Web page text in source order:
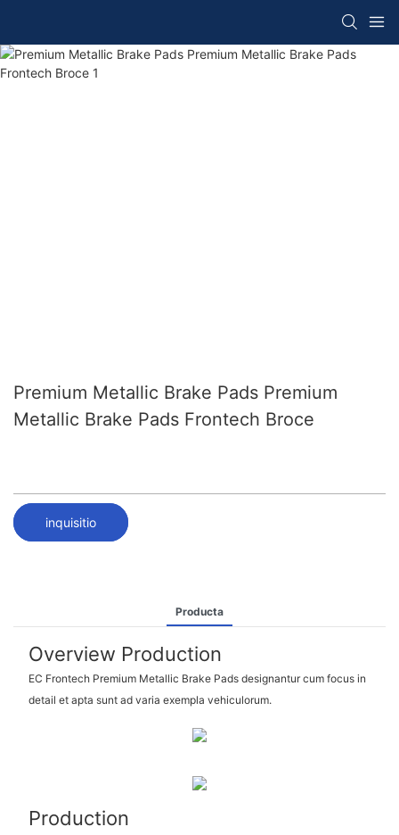
Premium Metallic Brake Pads Premium
Metallic Brake Pads Frontech Broce
inquisitio
Producta
Overview Production
EC Frontech Premium Metallic Brake Pads designantur cum focus in
detail et apta sunt ad varia exempla vehiculorum.
Production